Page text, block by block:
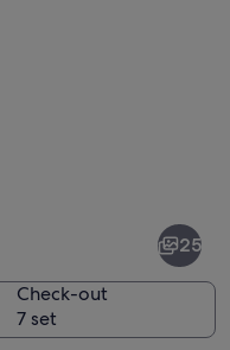
25
Check-out
7 set